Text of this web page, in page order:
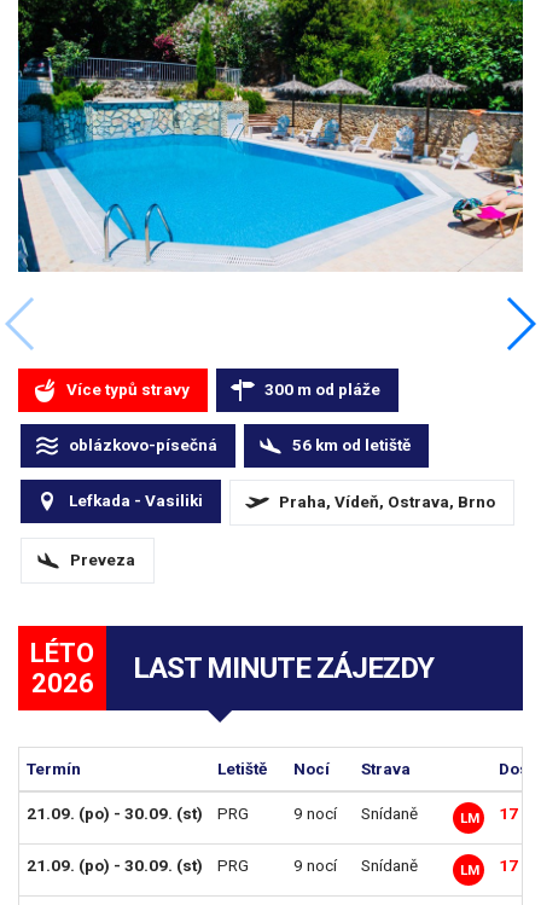
Více typů stravy 300 m od pláže
oblázkovo-písečná 56 km od letiště
Lefkada - Vasiliki Praha, Vídeň, Ostrava, Brno
Preveza
LÉTO
2026
LAST MINUTE ZÁJEZDY
Termín Letiště Nocí Strava
21.09. (po) - 30.09. (st) PRG 9 nocí Snídaně LM 17
21.09. (po) - 30.09. (st) PRG 9 nocí Snídaně LM 17